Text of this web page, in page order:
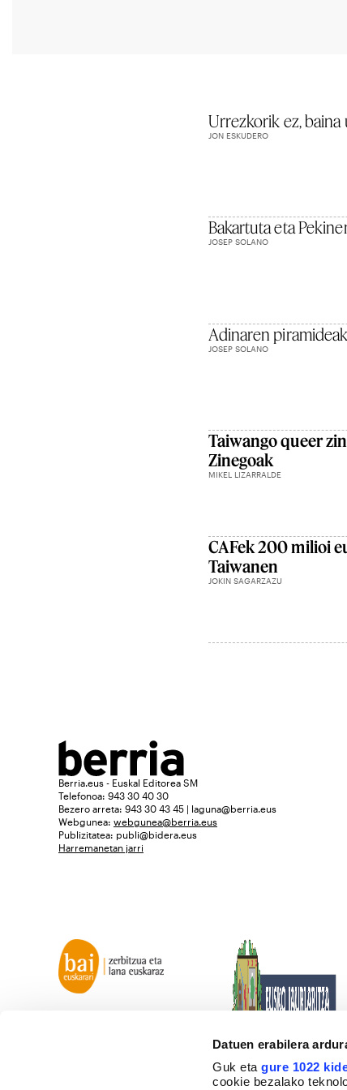
Datuen erabilera
Guk etagure 1022
cookie bezalako
Urrezkorik ez, baina
JON ESKUDERO
Bakartuta eta
JOSEP SOLANO
Adinaren
JOSEP SOLANO
Taiwango queer
Zinegoak
MIKEL LIZARRALDE
CAFek 200 milioi
Taiwanen
JOKIN SAGARZAZU
Berria.eus - Euskal Editorea SM
Telefonoa: 943 30 40 30
Bezero arreta: 943 30 43 45 | laguna@berria.eus
Webgunea: webgunea@berria.eus
Publizitatea: publi@bidera.eus
Harremanetan jarri